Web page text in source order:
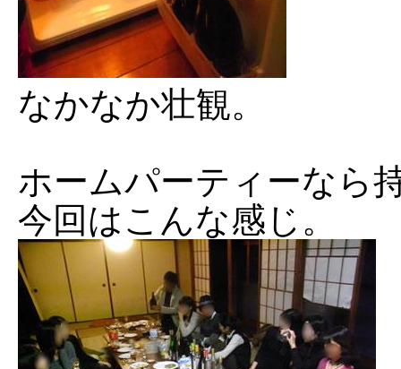
なかなか壮観。
ホームパーティーなら
今回はこんな感じ。